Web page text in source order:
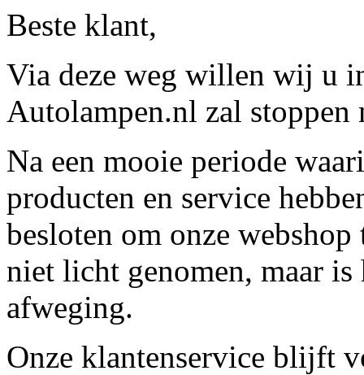
Beste klant,
Via deze weg willen wij u
Autolampen.nl zal stoppen
Na een mooie periode
producten en service
besloten om onze
niet licht genomen, maar
afweging.
Onze klantenservice blijft